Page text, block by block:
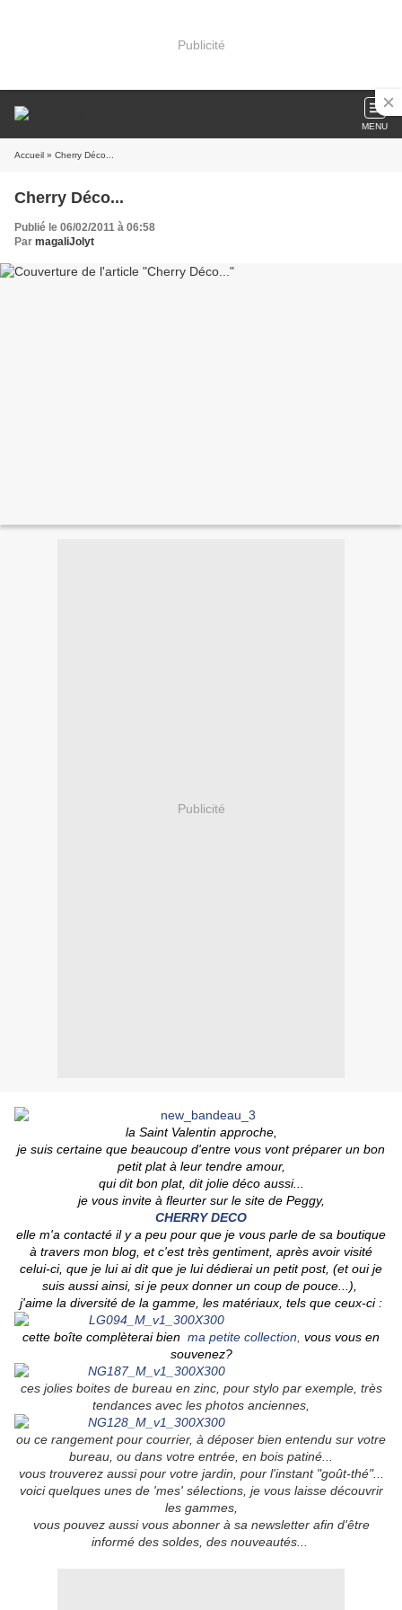
Publicité
MENU
Accueil » Cherry Déco...
Cherry Déco...
Publié le 06/02/2011 à 06:58
Par magaliJolyt
Publicité
la Saint Valentin approche,
je suis certaine que beaucoup d'entre vous vont préparer un bon
petit plat à leur tendre amour,
qui dit bon plat, dit jolie déco aussi...
je vous invite à fleurter sur le site de Peggy,
CHERRY DECO
elle m'a contacté il y a peu pour que je vous parle de sa boutique
à travers mon blog, et c'est très gentiment, après avoir visité
celui-ci, que je lui ai dit que je lui dédierai un petit post, (et oui je
suis aussi ainsi, si je peux donner un coup de pouce...),
j'aime la diversité de la gamme, les matériaux, tels que ceux-ci :
cette boîte complèterai bien ma petite collection vous vous en
souvenez?
ces jolies boites de bureau en zinc, pour stylo par exemple, très
tendances avec les photos anciennes,
ou ce rangement pour courrier, à déposer bien entendu sur votre
bureau, ou dans votre entrée, en bois patiné...
vous trouverez aussi pour votre jardin, pour l'instant "goût-thé"...
voici quelques unes de 'mes' sélections, je vous laisse découvrir
les gammes,
vous pouvez aussi vous abonner à sa newsletter afin d'être
informé des soldes, des nouveautés...